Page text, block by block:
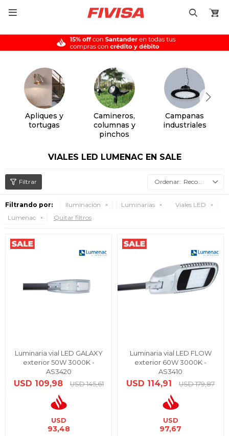

Apliques y
tortugas
Camineros,
columnas y
pinchos
Campanas
industriales
VIALES LED LUMENAC EN SALE
Recomendados
Filtrando por: Iluminación Luminarias
Viales LED
Lumenac
Quitar filtros
Luminaria vial LED GALAXY
exterior 50W 3000K -
AS3420
USD 109,98 USD 145,61
USD
93,48
Luminaria vial LED FLOW
exterior 60W 3000K -
AS3410
USD 114,91 USD 179,87
USD
97,67